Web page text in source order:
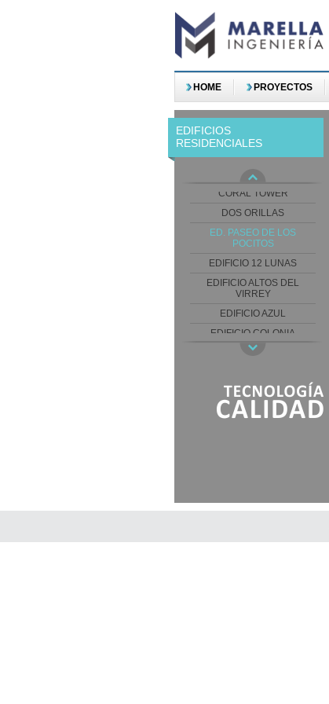
HOME PROYECTOS
EDIFICIOS
RESIDENCIALES
ARTOWER
BELLAGIO TOWER
CASINO TOWER
SABATO
CORAL TOWER
DOS ORILLAS
ED. PASEO DE LOS
POCITOS
EDIFICIO 12 LUNAS
EDIFICIO ALTOS DEL
VIRREY
EDIFICIO AZUL
EDIFICIO COLONIA
EDIFICIO DIAGONAL - PLAN
EDIFICIO GRAND
EDIFICIO PUERTO
NAUTILUS
BEACH PLAZA
PAIVA GRANDE